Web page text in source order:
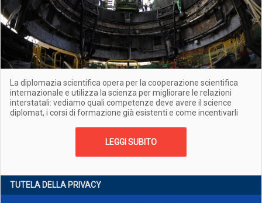
La diplomazia scientifica opera per la cooperazione scientifica
internazionale e utilizza la scienza per migliorare le relazioni
interstatali: vediamo quali competenze deve avere il science
diplomat, i corsi di formazione già esistenti e come incentivarli
LEGGI SUBITO
TUTELA DELLA PRIVACY